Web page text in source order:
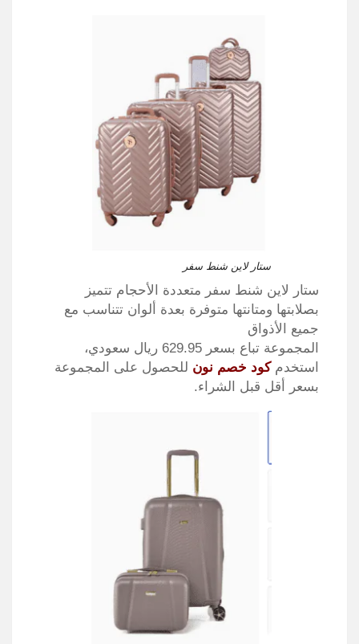
ستار لاين شنط سفر
ستار لاين شنط سفر متعددة الأحجام تتميز
بصلابتها ومتانتها متوفرة بعدة ألوان تتناسب مع
جميع الأذواق
المجموعة تباع بسعر 629.95 ريال سعودي،
استخدمكود خصم نون للحصول على المجموعة
بسعر أقل قبل الشراء.